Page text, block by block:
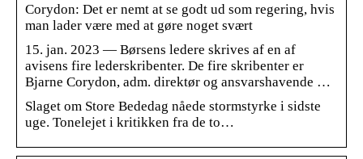
Corydon: Det er nemt at se godt ud som regering, hvis
man lader være med at gøre noget svært
15. jan. 2023 — Børsens ledere skrives af en af
avisens fire lederskribenter. De fire skribenter er
Bjarne Corydon, adm. direktør og ansvarshavende …
Slaget om Store Bededag nåede stormstyrke i sidste
uge. Tonelejet i kritikken fra de to…